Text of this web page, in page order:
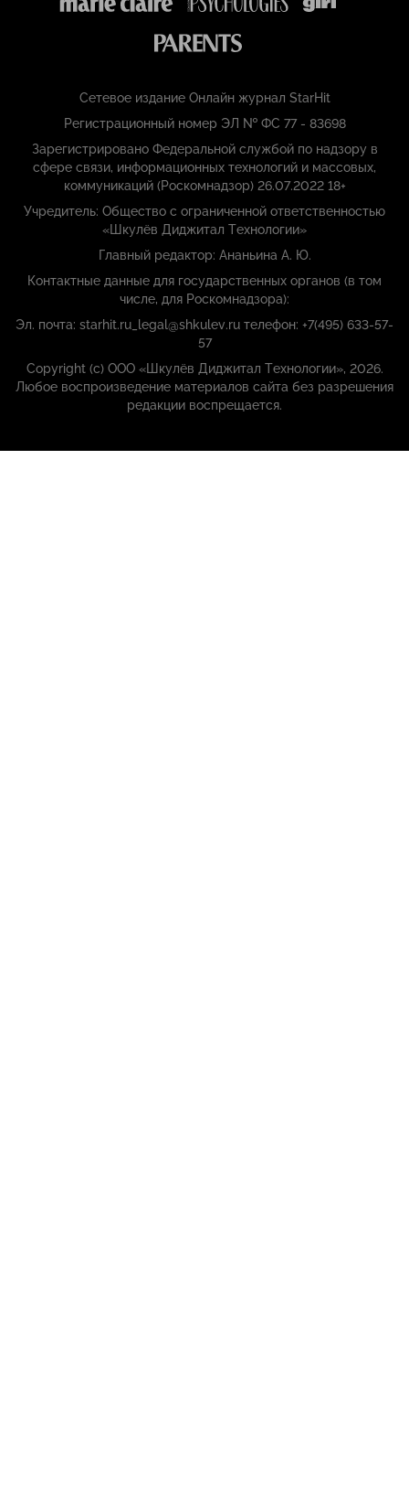
Сетевое издание Онлайн журнал StarHit
Регистрационный номер ЭЛ № ФС 77 - 83698
Зарегистрировано Федеральной службой по надзору в
сфере связи, информационных технологий и массовых,
коммуникаций (Роскомнадзор) 26.07.2022 18+
Учредитель: Общество с ограниченной ответственностью
«Шкулёв Диджитал Технологии»
Главный редактор: Ананьина А. Ю.
Контактные данные для государственных органов (в том
числе, для Роскомнадзора):
Эл. почта: starhit.ru_legal@shkulev.ru телефон: +7(495) 633-57-
57
Copyright (с) ООО «Шкулёв Диджитал Технологии», 2026.
Любое воспроизведение материалов сайта без разрешения
редакции воспрещается.